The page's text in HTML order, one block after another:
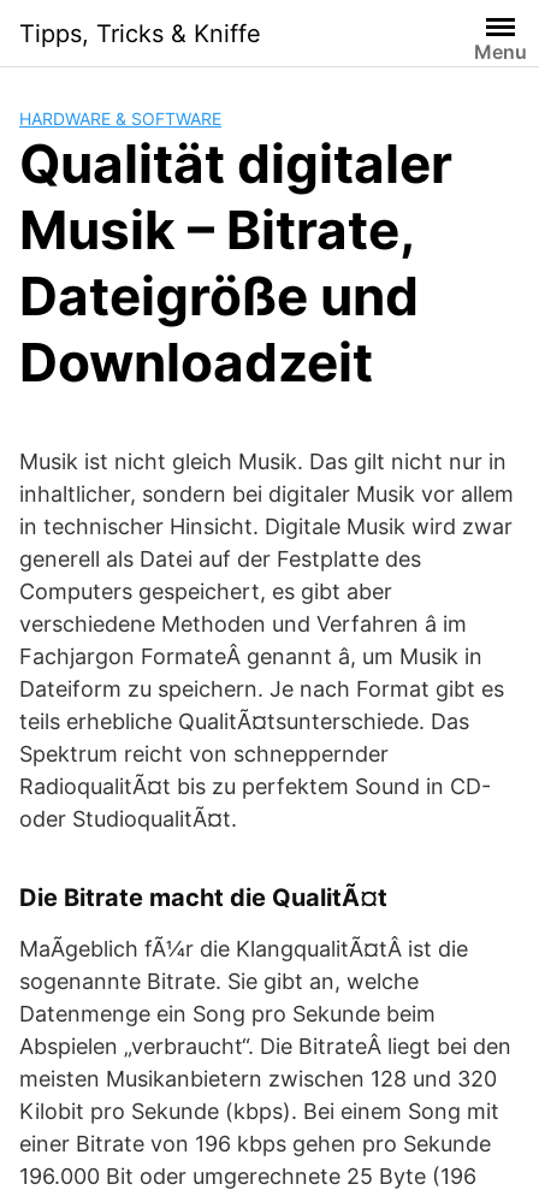
content
Tipps, Tricks & Kniffe
Menu
HARDWARE & SOFTWARE
Qualität digitaler
Musik – Bitrate,
Dateigröße und
Downloadzeit
Musik ist nicht gleich Musik. Das gilt nicht nur in
inhaltlicher, sondern bei digitaler Musik vor allem
in technischer Hinsicht. Digitale Musik wird zwar
generell als Datei auf der Festplatte des
Computers gespeichert, es gibt aber
verschiedene Methoden und Verfahren â im
Fachjargon FormateÂ genannt â, um Musik in
Dateiform zu speichern. Je nach Format gibt es
teils erhebliche QualitÃ¤tsunterschiede. Das
Spektrum reicht von schneppernder
RadioqualitÃ¤t bis zu perfektem Sound in CD-
oder StudioqualitÃ¤t.
Die Bitrate macht die QualitÃ¤t
MaÃgeblich fÃ¼r die KlangqualitÃ¤tÂ ist die
sogenannte Bitrate. Sie gibt an, welche
Datenmenge ein Song pro Sekunde beim
Abspielen „verbraucht“. Die BitrateÂ liegt bei den
meisten Musikanbietern zwischen 128 und 320
Kilobit pro Sekunde (kbps). Bei einem Song mit
einer Bitrate von 196 kbps gehen pro Sekunde
196.000 Bit oder umgerechnete 25 Byte (196